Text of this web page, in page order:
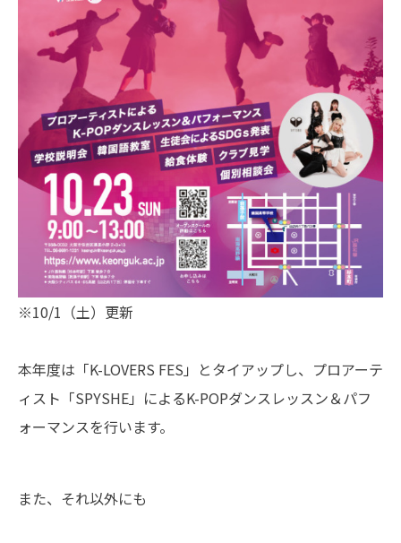
※10/1（土）更新
本年度は「K-LOVERS FES」とタイアップし、プロアーテ
ィスト「SPYSHE」によるK-POPダンスレッスン＆パフ
ォーマンスを行います。
また、それ以外にも